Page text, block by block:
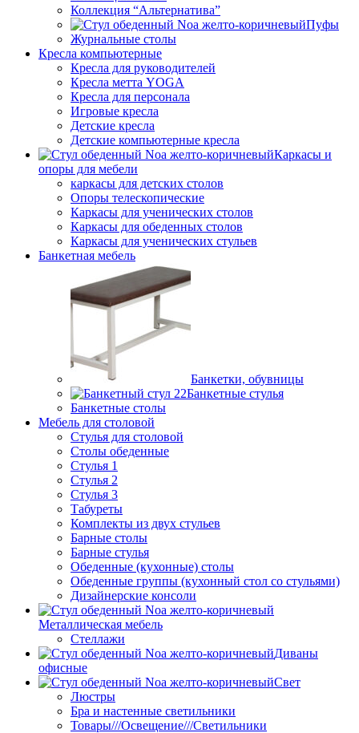
Коллекция “Альтернатива”
Пуфы
Журнальные столы
Кресла компьютерные
Кресла для руководителей
Кресла метта YOGA
Кресла для персонала
Игровые кресла
Детские кресла
Детские компьютерные кресла
Каркасы и
опоры для мебели
каркасы для детских столов
Опоры телескопические
Каркасы для ученических столов
Каркасы для обеденных столов
Каркасы для ученических стульев
Банкетная мебель
Банкетки, обувницы
Банкетные стулья
Банкетные столы
Мебель для столовой
Стулья для столовой
Столы обеденные
Стулья 1
Стулья 2
Стулья 3
Табуреты
Комплекты из двух стульев
Барные столы
Барные стулья
Обеденные (кухонные) столы
Обеденные группы (кухонный стол со стульями)
Дизайнерские консоли
Металлическая мебель
Стеллажи
Диваны
офисные
Свет
Люстры
Бра и настенные светильники
Товары///Освещение///Светильники